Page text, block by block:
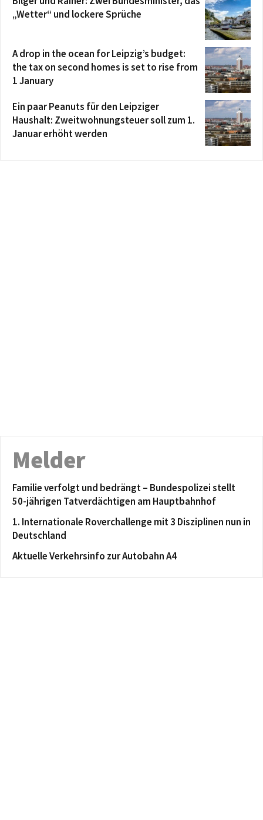
„Wetter“ und lockere Sprüche
A drop in the ocean for Leipzig’s budget:
the tax on second homes is set to rise from
1 January
Ein paar Peanuts für den Leipziger
Haushalt: Zweitwohnungsteuer soll zum 1.
Januar erhöht werden
Melder
Familie verfolgt und bedrängt – Bundespolizei stellt
50-jährigen Tatverdächtigen am Hauptbahnhof
1. Internationale Roverchallenge mit 3 Disziplinen nun in
Deutschland
Aktuelle Verkehrsinfo zur Autobahn A4